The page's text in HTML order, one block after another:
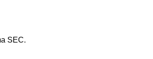
SEC.